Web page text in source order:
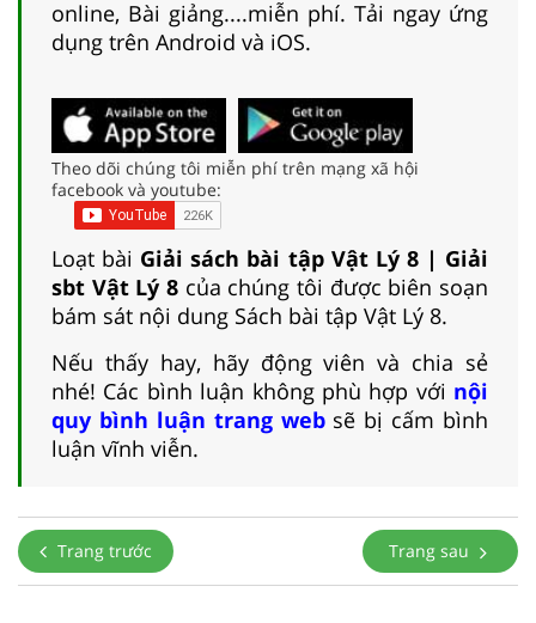
online, Bài giảng....miễn phí. Tải ngay ứng
dụng trên Android và iOS.
Theo dõi chúng tôi miễn phí trên mạng xã hội
facebook và youtube:
Loạt bài Giải sách bài tập Vật Lý 8 | Giải
sbt Vật Lý 8 của chúng tôi được biên soạn
bám sát nội dung Sách bài tập Vật Lý 8.
Nếu thấy hay, hãy động viên và chia sẻ
nhé! Các bình luận không phù hợp với nội
quy bình luận trang websẽ bị cấm bình
luận vĩnh viễn.
Trang trước Trang sau